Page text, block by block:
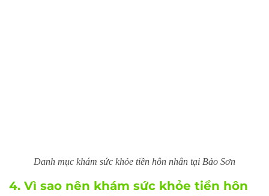
Danh mục khám sức khỏe tiền hôn nhân tại Bảo Sơn
4. Vì sao nên khám sức khỏe tiền hôn